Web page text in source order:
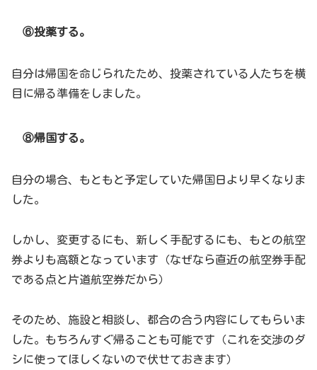
⑥投薬する。
自分は帰国を命じられたため、投薬されている人たちを横
目に帰る準備をしました。
⑧帰国する。
自分の場合、もともと予定していた帰国日より早くなりま
した。
しかし、変更するにも、新しく手配するにも、もとの航空
券よりも高額となっています（なぜなら直近の航空券手配
である点と片道航空券だから）
そのため、施設と相談し、都合の合う内容にしてもらいま
した。もちろんすぐ帰ることも可能です（これを交渉のダ
シに使ってほしくないので伏せておきます）